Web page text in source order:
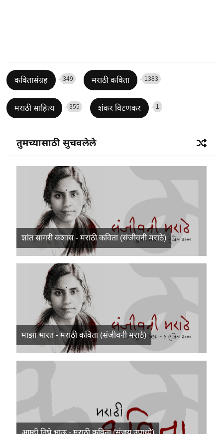
कवितासंग्रह 349 मराठी कविता 1383
मराठी साहित्य 355 शंकर विटणकर 1
तुमच्यासाठी सुचवलेले
शांत सागरी कशास - मराठी कविता (संजीवनी मराठे)
माझा भारत - मराठी कविता (संजीवनी मराठे)
आम्ही तिघे भाऊ - मराठी कविता (संजय उपाध्ये)